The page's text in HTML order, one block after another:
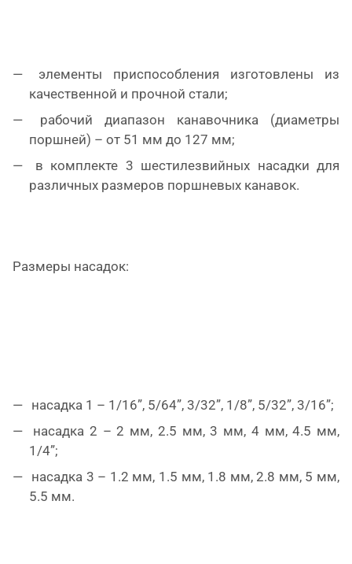
качественной и прочной стали;
поршней) – от 51 мм до 127 мм;
различных размеров поршневых канавок.
Размеры насадок:
насадка 1 – 1/16”, 5/64”, 3/32”, 1/8”, 5/32”, 3/16”;
1/4”;
5.5 мм.